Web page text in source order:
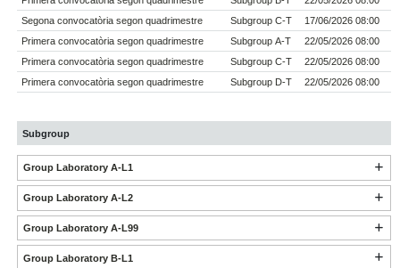
Segona convocatòria segon quadrimestre
Subgroup C-T
17/06/2026 08:00
Primera convocatòria segon quadrimestre
Subgroup A-T
22/05/2026 08:00
Primera convocatòria segon quadrimestre
Subgroup C-T
22/05/2026 08:00
Primera convocatòria segon quadrimestre
Subgroup D-T 22/05/2026 08:00
Subgroup
Group Laboratory A-L1
Group Laboratory A-L2
Group Laboratory A-L99
Group Laboratory B-L1